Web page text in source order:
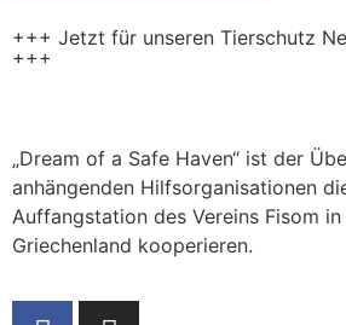
+++ Jetzt für unseren Tierschutz
+++
„Dream of a Safe Haven“ ist der
anhängenden Hilfsorganisationen
Auffangstation des Vereins Fisom in
Griechenland kooperieren.